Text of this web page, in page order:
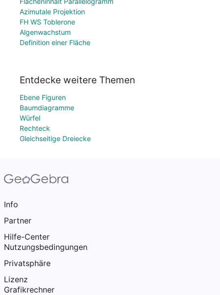
Azimutale Projektion
FH WS Toblerone
Algenwachstum
Definition einer Fläche
Entdecke weitere Themen
Ebene Figuren
Baumdiagramme
Würfel
Rechteck
Gleichseitige Dreiecke
Info
Partner
Hilfe-Center
Nutzungsbedingungen
Privatsphäre
Lizenz
Grafikrechner